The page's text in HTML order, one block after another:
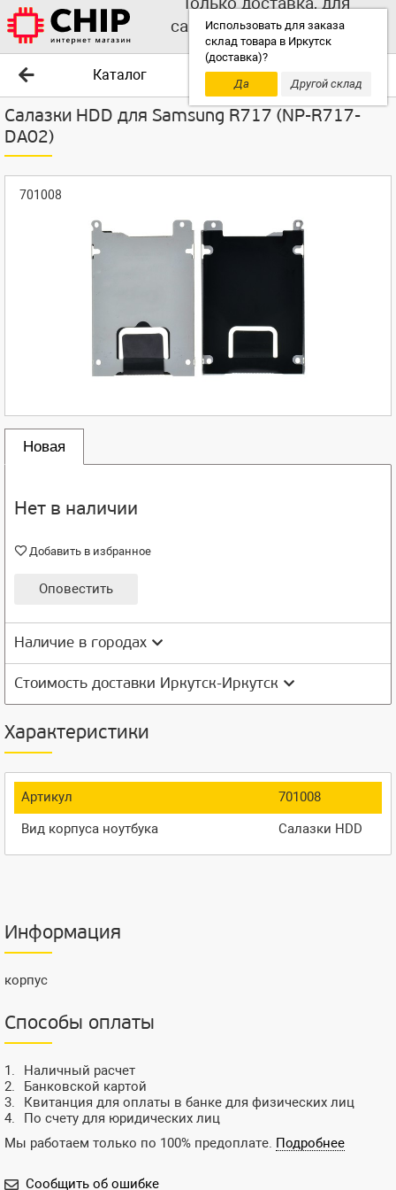
Использовать для заказа
склад товара в Иркутск
(доставка)?
Да
Другой склад
самовывоза выбирайте
другой склад!
Каталог
Салазки HDD для Samsung R717 (NP-R717-
DA02)
701008
Новая
Нет в наличии
Добавить в избранное
Оповестить
Наличие в городах
Стоимость доставки Иркутск-Иркутск
Характеристики
Артикул
701008
Вид корпуса ноутбука
Салазки HDD
Информация
корпус
Способы оплаты
Наличный расчет
Банковской картой
Квитанция для оплаты в банке для физических лиц
По счету для юридических лиц
Мы работаем только по 100% предоплате. Подробнее
Сообщить об ошибке